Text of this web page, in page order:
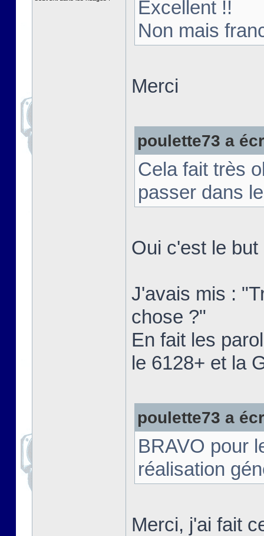
Excellent !!
Non mais
Merci
poulette73 a
Cela fait très
passer dans
Oui c'est le
J'avais mis :
chose ?"
En fait les
le 6128+ et la
poulette73 a
BRAVO pour
réalisation
Merci, j'ai fait